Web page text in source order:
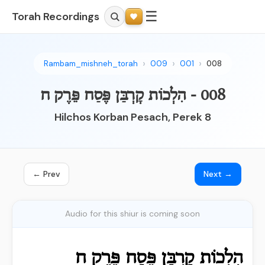
Torah Recordings ☰
Rambam_mishneh_torah 009 001 008
008 - הִלְכוֹת קָרְבַּן פֶּסַח פֵּרֶק ח
Hilchos Korban Pesach, Perek 8
← Prev Next →
Audio for this shiur is coming soon
הִלְכוֹת קָרְבַּן פֶּסַח פֵּרֶק ח